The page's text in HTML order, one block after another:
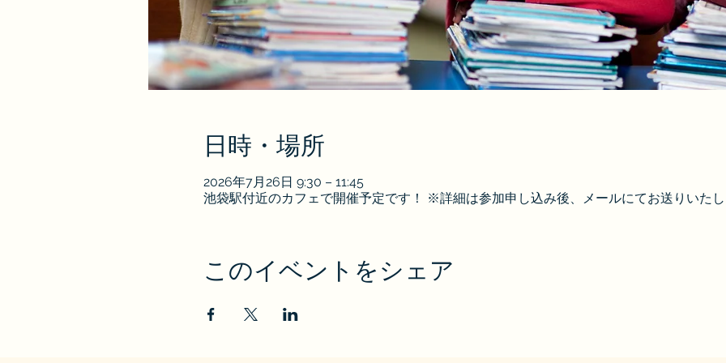
日時・場所
2026年7月26日 9:30 – 11:45
池袋駅付近のカフェで開催予定です！ ※詳細は参加申し込み後、メールにてお送りいた
このイベントをシェア